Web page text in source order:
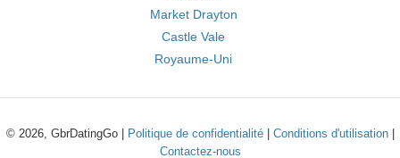
Market Drayton
Castle Vale
Royaume-Uni
© 2026, GbrDatingGo | Politique de confidentialité| Conditions d'utilisation|
Contactez-nous